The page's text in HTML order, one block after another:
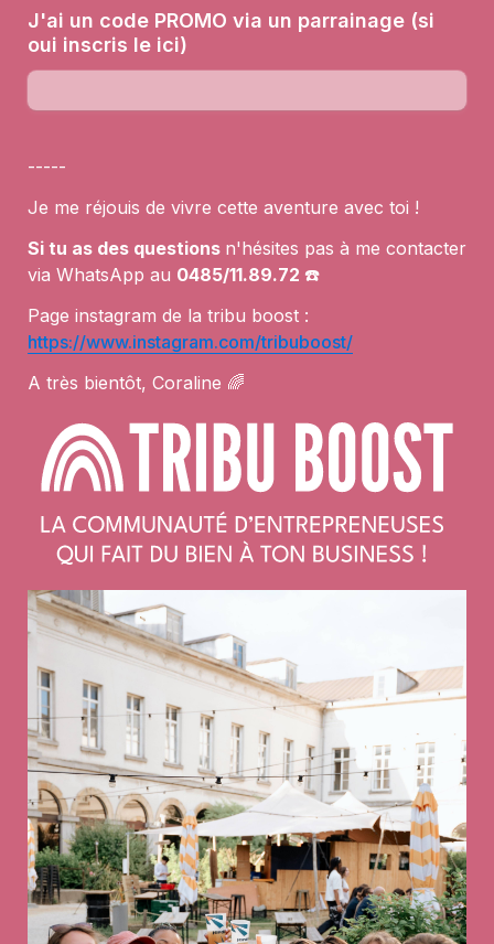
J'ai un code PROMO via un parrainage (si
oui inscris le ici)
-----
Je me réjouis de vivre cette aventure avec toi !
Si tu as des questions n'hésites pas à me contacter
via WhatsApp au 0485/11.89.72 ☎️
https://www.instagram.com/tribuboost/
A très bientôt, Coraline 🌈